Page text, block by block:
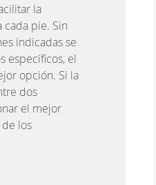
la
pie. Sin
indicadas se
específicos, el
opción. Si la
dos
el mejor
los